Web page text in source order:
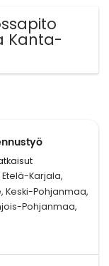
Kanta-
Etelä-Karjala,
Keski-Pohjanmaa,
Pohjanmaa,